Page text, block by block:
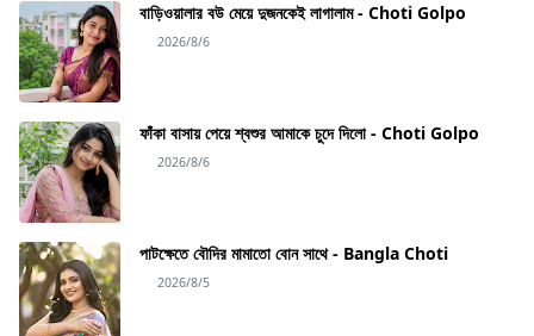
বাড়িওয়ালার বউ মেয়ে দুজনকেই লাগালাম - Choti Golpo
2026/8/6
ফাঁকা বাসায় পেয়ে শ্বশুর আমাকে চুদে দিলো - Choti Golpo
2026/8/6
পাটক্ষেতে বৌদির মামাতো বোন সাথে - Bangla Choti
2026/8/5